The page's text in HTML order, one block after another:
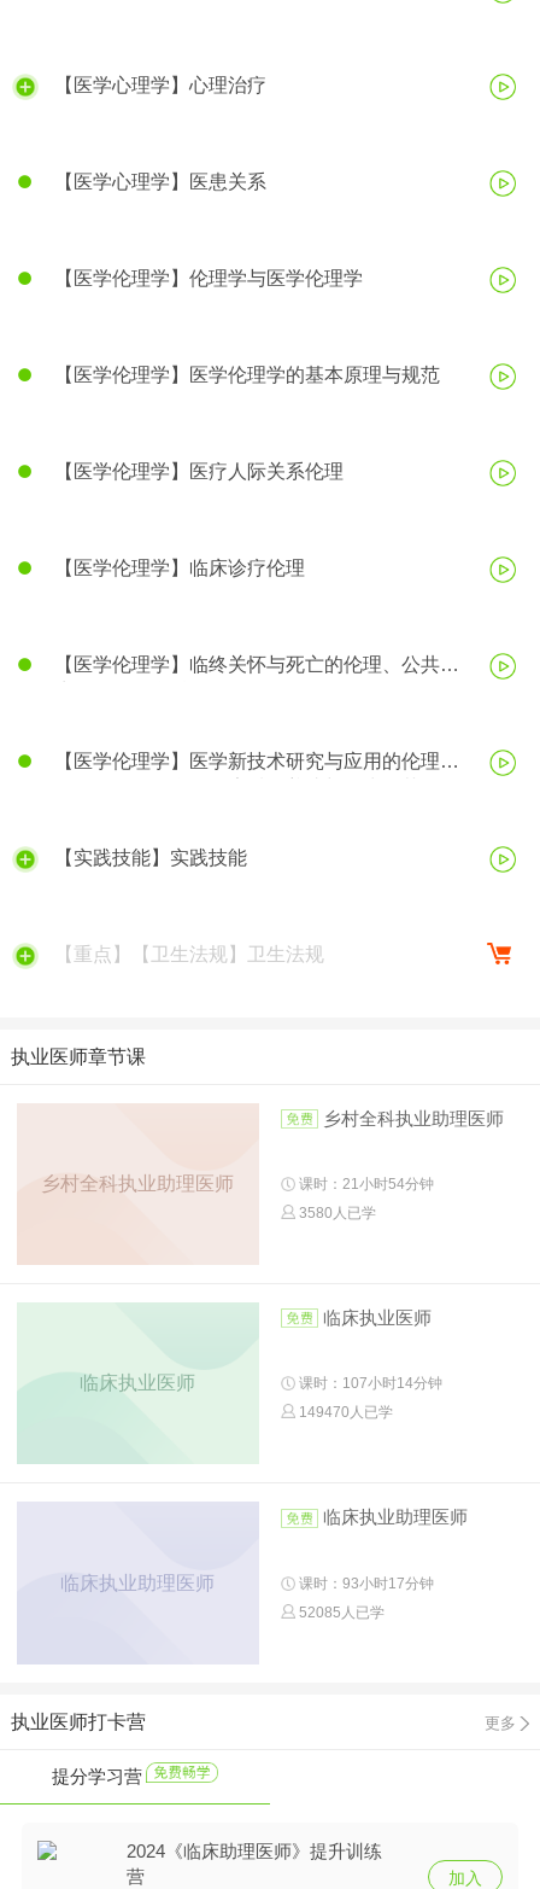
【医学心理学】心理治疗
【医学心理学】医患关系
【医学伦理学】伦理学与医学伦理学
【医学伦理学】医学伦理学的基本原理与规范
【医学伦理学】医疗人际关系伦理
【医学伦理学】临床诊疗伦理
【医学伦理学】临终关怀与死亡的伦理、公共卫
【医学伦理学】医学新技术研究与应用的伦理、
【实践技能】实践技能
【重点】【卫生法规】卫生法规
执业医师章节课
乡村全科执业助理医师
乡村全科执业助理医师
课时：21小时54分钟
3580人已学
临床执业医师
临床执业医师
课时：107小时14分钟
149470人已学
临床执业助理医师
临床执业助理医师
课时：93小时17分钟
52085人已学
执业医师打卡营 更多
提分学习营
2024《临床助理医师》提升训练
营
加入